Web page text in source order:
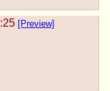
[Preview]